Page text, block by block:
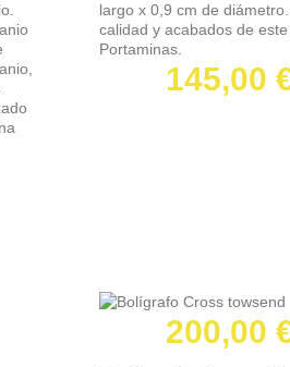
largo x 0,9 cm de
calidad y acabados de
Portaminas.
145,00
200,00